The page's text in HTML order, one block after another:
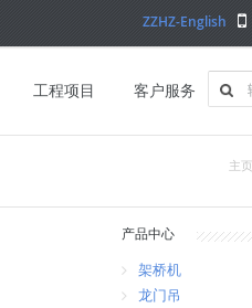
ZZHZ-English
工程项目 客户服务
主页
产品中心
架桥机
龙门吊